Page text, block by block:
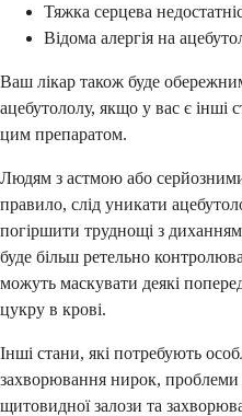
Тяжка серцева
Відома алергія на
Ваш лікар також буде
ацебутололу, якщо у вас є інші
цим препаратом.
Людям з астмою або
правило, слід уникати
погіршити труднощі з
буде більш ретельно
можуть маскувати деякі
цукру в крові.
Інші стани, які потребують
захворювання нирок,
щитовидної залози та